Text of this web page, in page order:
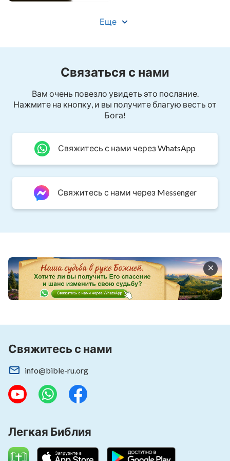
Еще
Связаться с нами
Вам очень повезло увидеть это послание.
Нажмите на кнопку, и вы получите благую весть от
Бога!
Свяжитесь с нами через WhatsApp
Свяжитесь с нами через Messenger
Свяжитесь с нами
info@bible-ru.org
Легкая Библия